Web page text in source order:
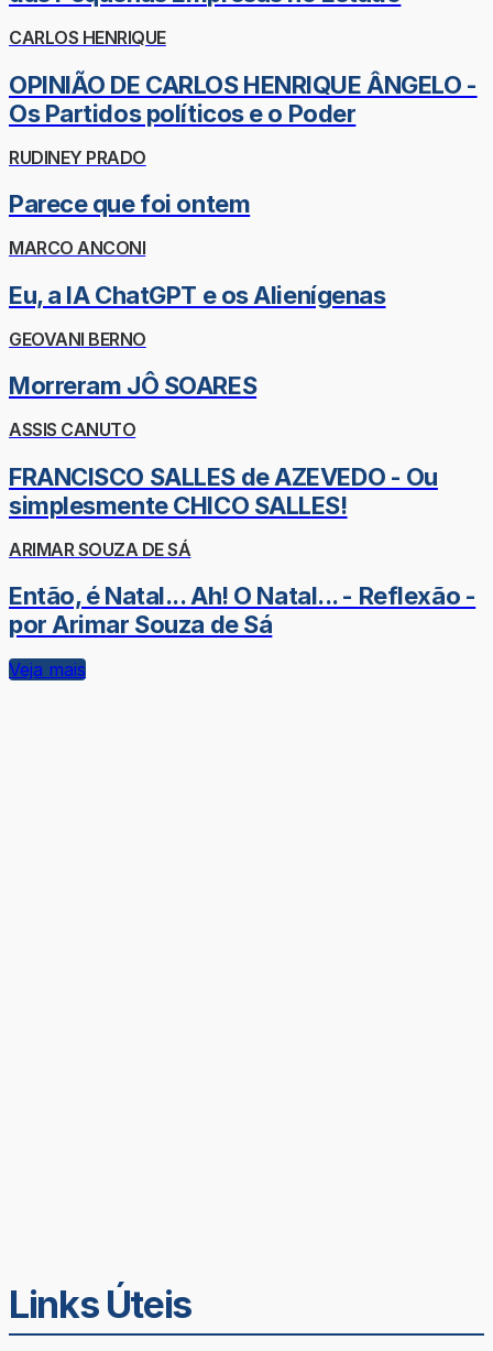
CARLOS HENRIQUE
OPINIÃO DE CARLOS HENRIQUE ÂNGELO -
Os Partidos políticos e o Poder
RUDINEY PRADO
Parece que foi ontem
MARCO ANCONI
Eu, a IA ChatGPT e os Alienígenas
GEOVANI BERNO
Morreram JÔ SOARES
ASSIS CANUTO
FRANCISCO SALLES de AZEVEDO - Ou
simplesmente CHICO SALLES!
ARIMAR SOUZA DE SÁ
Então, é Natal... Ah! O Natal... - Reflexão -
por Arimar Souza de Sá
Veja mais
Links Úteis